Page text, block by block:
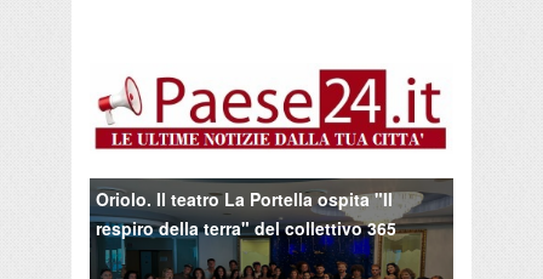
Oriolo. Il teatro La Portella ospita "Il
respiro della terra" del collettivo 365